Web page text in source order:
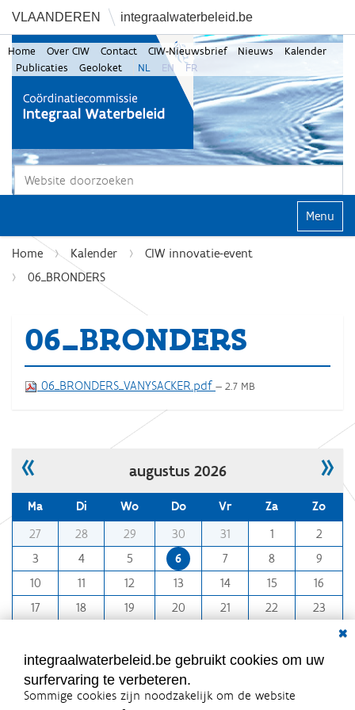
VLAANDEREN integraalwaterbeleid.be
Zoek
Home Over CIW Contact CIW-Nieuwsbrief Nieuws
Kalender
Publicaties
Geoloket NL EN FR
Klap
Home Kalender
CIW innovatie-event
06_BRONDERS
06_BRONDERS
06_BRONDERS_VANYSACKER.pdf — 2.7 MB
« augustus 2026 »
o
n
-
Ma Di Wo Do Vr Za
Zo
27
28 29 30 31 1
2
3
4 5 6 7 8
9
10
11 12 13 14 15
16
17
18 19 20 21 22
23
31
1 2 3 4 5 6
integraalwaterbeleid.be gebruikt cookies om uw
surfervaring te verbeteren.
Sommige cookies zijn noodzakelijk om de website